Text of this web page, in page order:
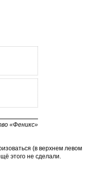
«Феникс»
(в верхнем левом
этого не сделали.